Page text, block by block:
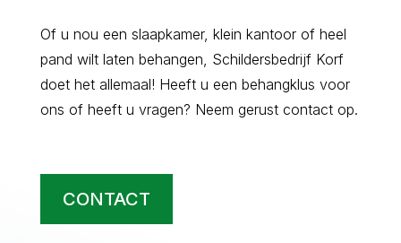
Of u nou een slaapkamer, klein kantoor of heel
pand wilt laten behangen, Schildersbedrijf Korf
doet het allemaal! Heeft u een behangklus voor
ons of heeft u vragen? Neem gerust contact op.
CONTACT